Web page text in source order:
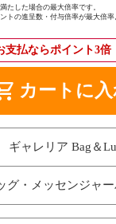
たした場合の最大倍率です。
トの進呈数・付与倍率が最大倍
支払ならポイント3倍
カートに
ギャレリア Bag＆
グ・メッセンジャ